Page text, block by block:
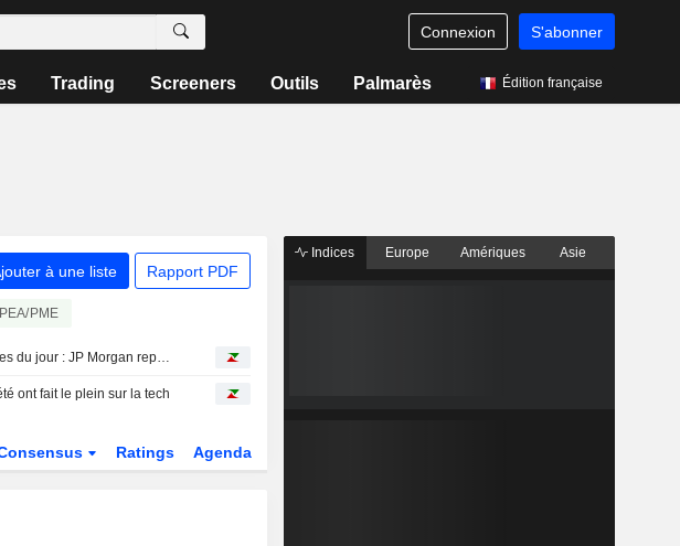
Connexion S'abonner
Trading Screeners Outils Palmarès Édition française
à une liste Rapport PDF
PEA/PME
Avis d'analystes du jour : JP Morgan repasse positif sur Nexans, nouveaux suivis sur Assystem et GTT
ont fait le plein sur la tech
Ratings Agenda
Indices Europe Amériques Asie